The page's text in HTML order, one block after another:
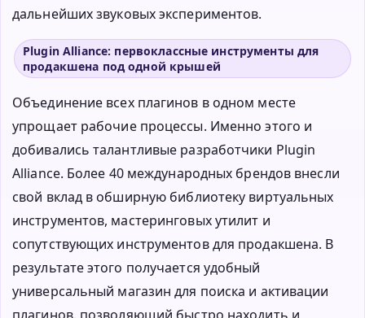
дальнейших звуковых экспериментов.
Plugin Alliance: первоклассные инструменты для
продакшена под одной крышей
Объединение всех плагинов в одном месте
упрощает рабочие процессы. Именно этого и
добивались талантливые разработчики Plugin
Alliance. Более 40 международных брендов внесли
свой вклад в обширную библиотеку виртуальных
инструментов, мастеринговых утилит и
сопутствующих инструментов для продакшена. В
результате этого получается удобный
универсальный магазин для поиска и активации
плагинов, позволяющий быстро находить и